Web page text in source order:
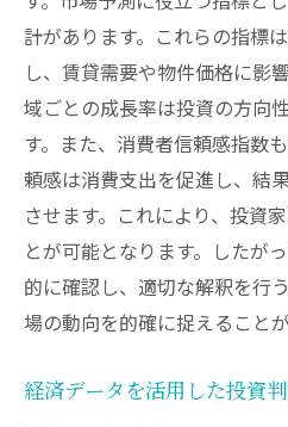
計があります。これらの指標
し、賃貸需要や物件価格に影
域ごとの成長率は投資の方向
す。また、消費者信頼感指数
頼感は消費支出を促進し、結
させます。これにより、投資
とが可能となります。したが
的に確認し、適切な解釈を行
場の動向を的確に捉えることが
経済データを活用した投資